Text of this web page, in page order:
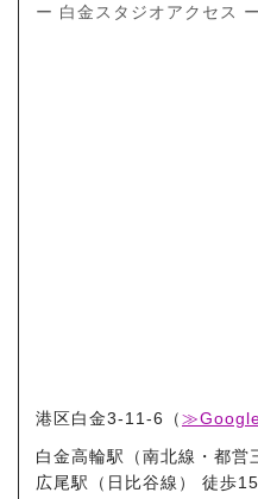
ー 白金スタジオアクセス ー
港区白金3-11-6（≫Google
白金高輪駅
（南北線・都
広尾駅
（日比谷線） 徒歩